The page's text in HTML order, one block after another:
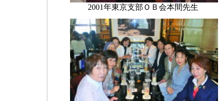
2001年東京支部ＯＢ会本間先生